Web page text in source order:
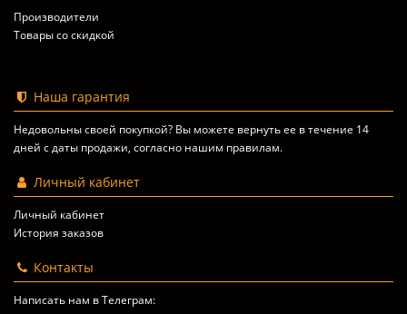
Производители
Товары со скидкой
Наша гарантия
Недовольны своей покупкой? Вы можете вернуть ее в течение 14
дней с даты продажи, согласно нашим правилам.
Личный кабинет
Личный кабинет
История заказов
Контакты
Написать нам в Телеграм: